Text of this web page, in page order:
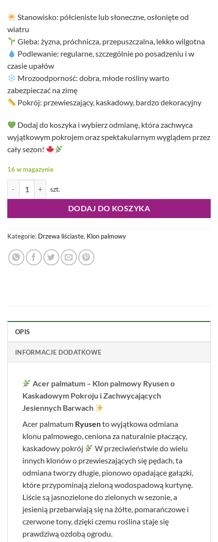
Stanowisko: półcieniste lub słoneczne, osłonięte od
wiatru
Gleba: żyzna, próchnicza, przepuszczalna, lekko wilgotna
Podlewanie: regularne, szczególnie po posadzeniu i w
czasie upałów
Mrozoodporność: dobra, młode rośliny warto
zabezpieczać na zimę
Pokrój: przewieszający, kaskadowy, bardzo dekoracyjny
Dodaj do koszyka i wybierz odmianę, która zachwyca
wyjątkowym pokrojem oraz spektakularnym wyglądem przez
cały sezon!
16 w magazynie
DODAJ DO KOSZYKA
Kategorie: Drzewa liściaste, Klon palmowy
OPIS
INFORMACJE DODATKOWE
Acer palmatum – Klon palmowy Ryusen o
Kaskadowym Pokroju i Zachwycających
Jesiennych Barwach
Acer palmatum Ryusento wyjątkowa odmiana
klonu palmowego, ceniona za naturalnie płaczący,
kaskadowy pokrój
W przeciwieństwie do wielu
innych klonów o przewieszających się pędach, ta
odmiana tworzy długie, pionowo opadające gałązki,
które przypominają zieloną wodospadową kurtynę.
Liście są jasnozielone do zielonych w sezonie, a
jesienią przebarwiają się na żółte, pomarańczowe i
czerwone tony, dzięki czemu roślina staje się
prawdziwą ozdobą ogrodu.